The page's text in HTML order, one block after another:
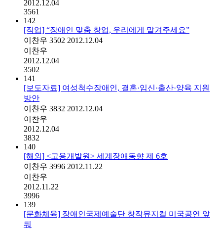
2012.12.04
3561
142
[직업] “장애인 맞춤 창업, 우리에게 맡겨주세요”
이찬우 3502 2012.12.04
이찬우
2012.12.04
3502
141
[보도자료] 여성척수장애인, 결혼·임신·출산·양육 지원
방안
이찬우 3832 2012.12.04
이찬우
2012.12.04
3832
140
[해외] <고용개발원> 세계장애동향 제 6호
이찬우 3996 2012.11.22
이찬우
2012.11.22
3996
139
[문화체육] 장애인국제예술단 창작뮤지컬 미국공연 앞
둬